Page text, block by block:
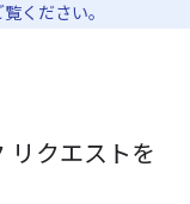
ください。
リクエストを